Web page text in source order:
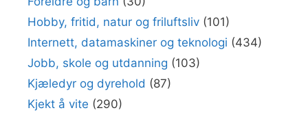
Hobby, fritid, natur og friluftsliv (101)
Internett, datamaskiner og teknologi (434)
Jobb, skole og utdanning (103)
Kjæledyr og dyrehold (87)
Kjekt å vite (290)